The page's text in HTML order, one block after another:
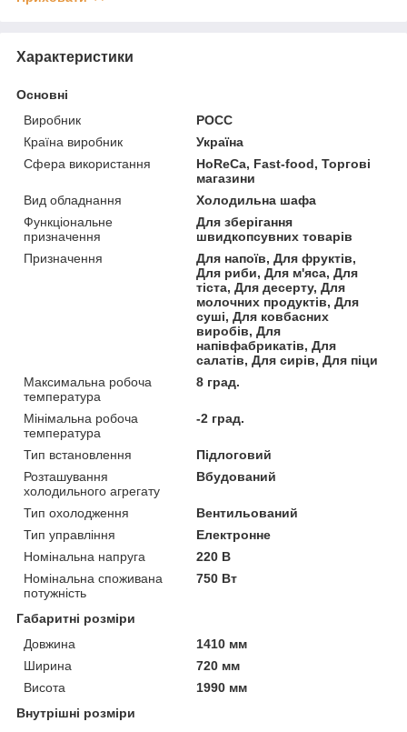
Характеристики
Основні
Виробник
РОСС
Країна виробник
Україна
Сфера використання
HoReCa, Fast-food, Торгові
магазини
Вид обладнання
Холодильна шафа
Функціональне
призначення
Для зберігання
швидкопсувних товарів
Призначення
Для напоїв, Для фруктів,
Для риби, Для м'яса, Для
тіста, Для десерту, Для
молочних продуктів, Для
суші, Для ковбасних
виробів, Для
напівфабрикатів, Для
салатів, Для сирів, Для піци
Максимальна робоча
температура
8 град.
Мінімальна робоча
температура
-2 град.
Тип встановлення
Підлоговий
Розташування
холодильного агрегату
Вбудований
Тип охолодження
Вентильований
Тип управління
Електронне
Номінальна напруга
220 В
Номінальна споживана
потужність
750 Вт
Габаритні розміри
Довжина
1410 мм
Ширина
720 мм
Висота
1990 мм
Внутрішні розміри